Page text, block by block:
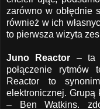
zarówno w obłędnie
również w ich
to pierwsza wizyta
Juno Reactor – ta
połączenie rytmów
Reactor to
elektronicznej. Grupą
– Ben Watkins.